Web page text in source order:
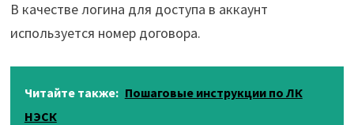
В качестве логина для доступа в аккаунт
используется номер договора.
Читайте также: Пошаговые инструкции по ЛК
НЭСК